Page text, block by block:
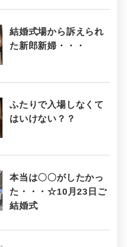
結婚式場から訴えられ
た新郎新婦・・・
ふたりで入場しなくて
はいけない？？
本当は〇〇がしたかっ
た・・・☆10月23日ご
結婚式